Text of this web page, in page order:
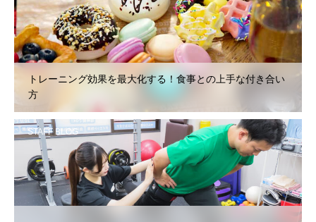
トレーニング効果を最大化する！食事との上手な付き合い
方
STAFF BLOG